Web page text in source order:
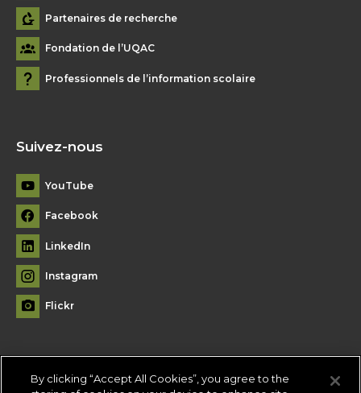
Partenaires de recherche
Fondation de l’UQAC
Professionnels de l’information scolaire
Suivez-nous
YouTube
Facebook
LinkedIn
Instagram
Flickr
By clicking “Accept All Cookies”, you agree to the